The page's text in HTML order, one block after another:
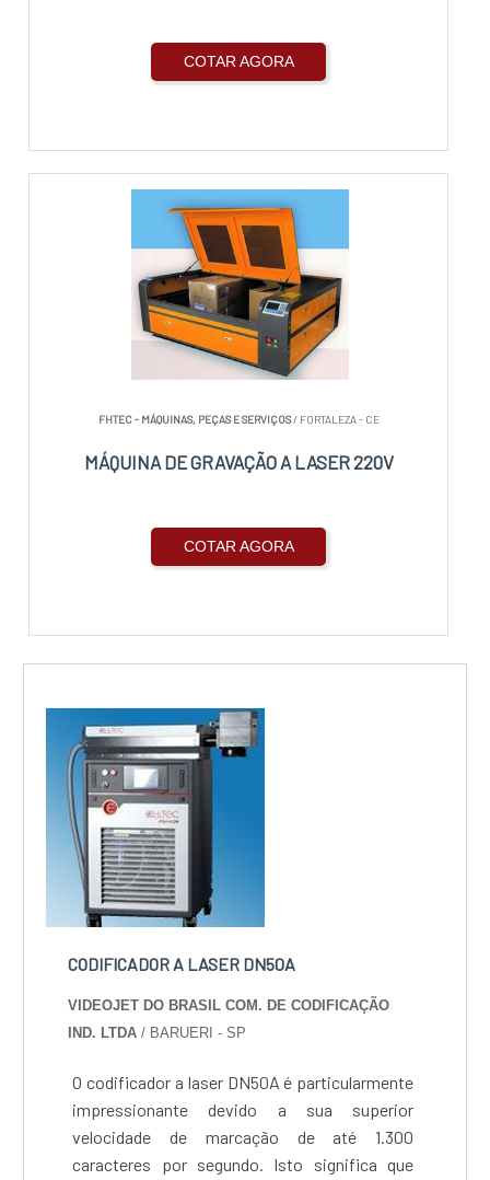
COTAR AGORA
FHTEC - MÁQUINAS, PEÇAS E SERVIÇOS/ FORTALEZA - CE
MÁQUINA DE GRAVAÇÃO A LASER 220V
COTAR AGORA
CODIFICADOR A LASER DN50A
VIDEOJET DO BRASIL COM. DE CODIFICAÇÃO
IND. LTDA/ BARUERI - SP
O codificador a laser DN50A é particularmente
impressionante devido a sua superior
velocidade de marcação de até 1.300
caracteres por segundo. Isto significa que